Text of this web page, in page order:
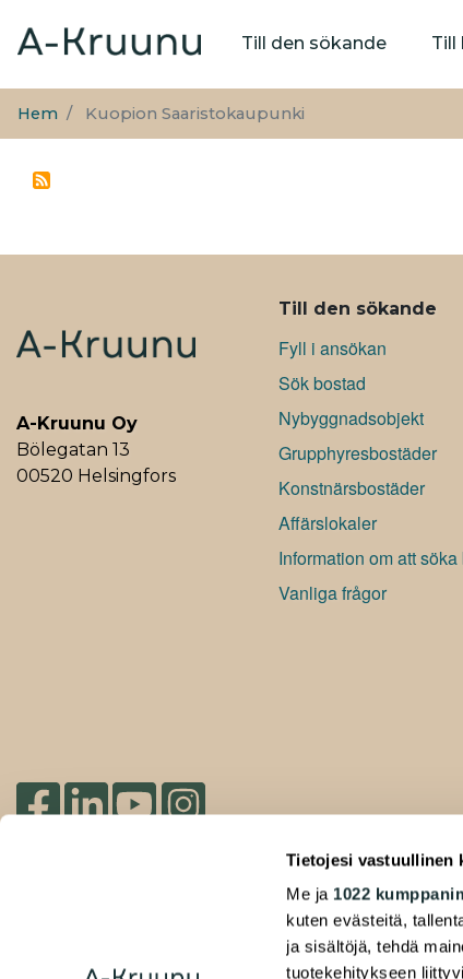
Tietojesi vastuullinen
Me ja 1022
kuten evästeitä,
ja sisältöjä, tehdä
tuotekehitykseen
Huvudmeny
Till den sökande Till
Hem Kuopion Saaristokaupunki
A-Kruunu Oy
Bölegatan 13
00520 Helsingfors
ALAVALIKKO
Till den sökande
Fyll i ansökan
Sök bostad
Nybyggnadsobjekt
Grupphyresbostäder
Konstnärsbostäder
Affärslokaler
Information om att söka
Vanliga frågor
2026 Duuilo Oy – © A-Kruunu Oy –
Tillgänglighetsförklaring